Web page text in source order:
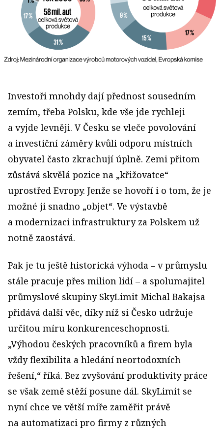
Investoři mnohdy dají přednost sousedním
zemím, třeba Polsku, kde vše jde rychleji
a vyjde levněji. V Česku se vleče povolování
a investiční záměry kvůli odporu místních
obyvatel často zkrachují úplně. Zemi přitom
zůstává skvělá pozice na „křižovatce“
uprostřed Evropy. Jenže se hovoří i o tom, že je
možné ji snadno „objet“. Ve výstavbě
a modernizaci infrastruktury za Polskem už
notně zaostává.
Pak je tu ještě historická výhoda – v průmyslu
stále pracuje přes milion lidí – a spolumajitel
průmyslové skupiny SkyLimit Michal Bakajsa
přidává další věc, díky níž si Česko udržuje
určitou míru konkurenceschopnosti.
„Výhodou českých pracovníků a firem byla
vždy flexibilita a hledání neortodoxních
řešení,“ říká. Bez zvyšování produktivity práce
se však země stěží posune dál. SkyLimit se
nyní chce ve větší míře zaměřit právě
na automatizaci pro firmy z různých